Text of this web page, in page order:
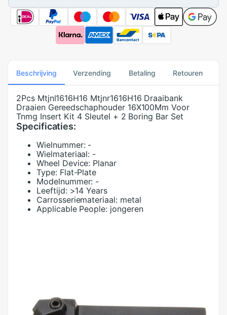
Beschrijving Verzending Betaling Retouren
2Pcs Mtjnl1616H16 Mtjnr1616H16 Draaibank
Draaien Gereedschaphouder 16X100Mm Voor
Tnmg Insert Kit 4 Sleutel + 2 Boring Bar Set
Specificaties:
Wielnummer: -
Wielmateriaal: -
Wheel Device: Planar
Type: Flat-Plate
Modelnummer: -
Leeftijd: >14 Years
Carrosseriemateriaal: metal
Applicable People: jongeren